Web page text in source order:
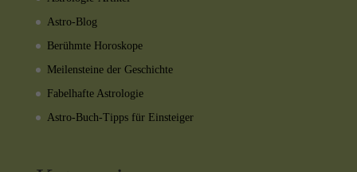
Astro-Blog
Berühmte Horoskope
Meilensteine der Geschichte
Fabelhafte Astrologie
Astro-Buch-Tipps für Einsteiger